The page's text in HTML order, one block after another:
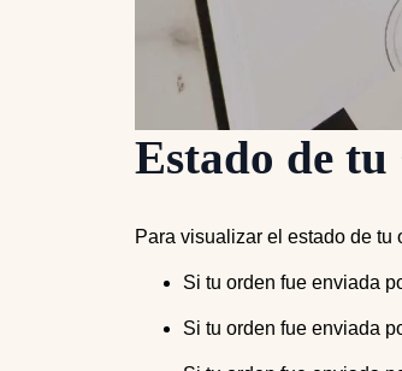
Estado de
Para visualizar el estado de tu
Si tu orden fue enviada
Si tu orden fue enviada